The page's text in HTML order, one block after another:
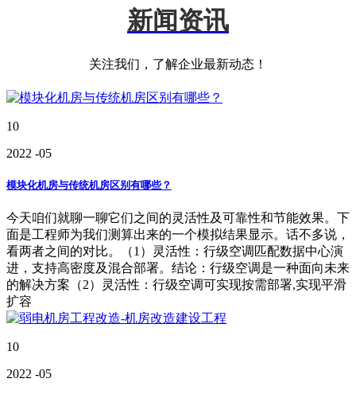
新闻资讯
关注我们，了解企业最新动态！
10
2022 -05
模块化机房与传统机房区别有哪些？
今天咱们就聊一聊它们之间的灵活性及可靠性和节能效果。下
面是工程师为我们测算出来的一个模拟结果显示。话不多说，
看两者之间的对比。（1）灵活性：行级空调匹配数据中心演
进，支持高密度及混合部署。结论：行级空调是一种面向未来
的解决方案（2）灵活性：行级空调可实现按需部署,实现平滑
扩容
10
2022 -05